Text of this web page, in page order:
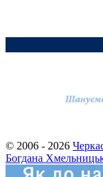
© 2006 - 2026
Богдана